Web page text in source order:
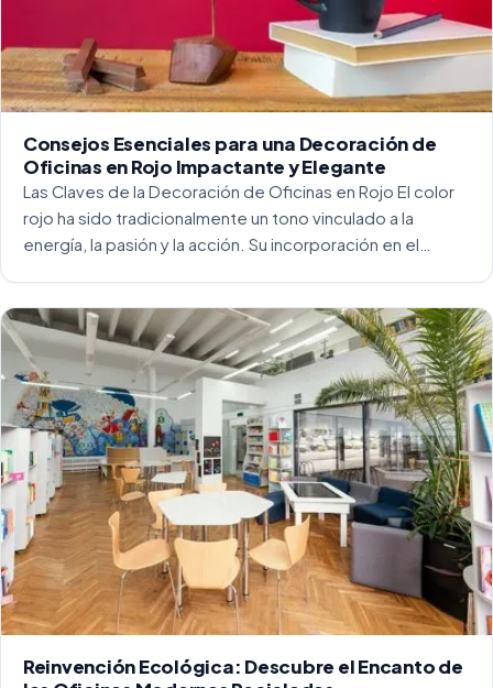
Consejos Esenciales para una Decoración de
Oficinas en Rojo Impactante y Elegante
Las Claves de la Decoración de Oficinas en Rojo El color
rojo ha sido tradicionalmente un tono vinculado a la
energía, la pasión y la acción. Su incorporación en el
Reinvención Ecológica: Descubre el Encanto de